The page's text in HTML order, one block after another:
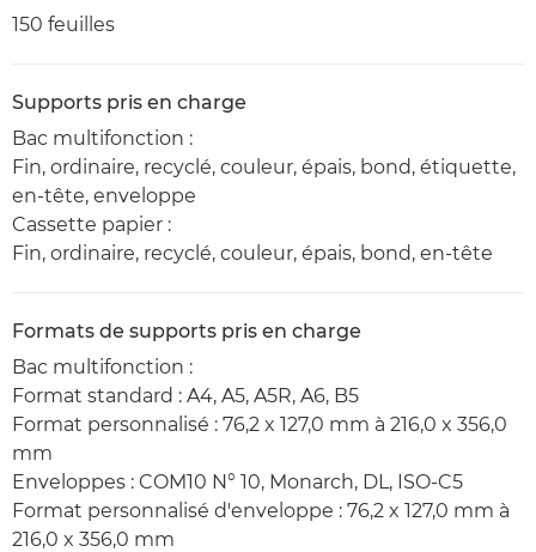
150 feuilles
Supports pris en charge
Bac multifonction :
Fin, ordinaire, recyclé, couleur, épais, bond, étiquette,
en-tête, enveloppe
Cassette papier :
Fin, ordinaire, recyclé, couleur, épais, bond, en-tête
Formats de supports pris en charge
Bac multifonction :
Format standard : A4, A5, A5R, A6, B5
Format personnalisé : 76,2 x 127,0 mm à 216,0 x 356,0
mm
Enveloppes : COM10 N° 10, Monarch, DL, ISO-C5
Format personnalisé d'enveloppe : 76,2 x 127,0 mm à
216,0 x 356,0 mm